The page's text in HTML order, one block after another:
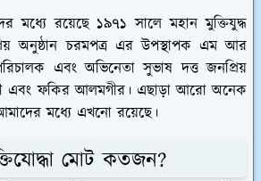
মধ্যে রয়েছে ১৯৭১ সালে মহান মুক্তিযুদ্ধ
অনুষ্ঠান চরমপত্র এর উপস্থাপক এম আর
এবং অভিনেতা সুভাষ দত্ত জনপ্রিয়
এবং ফকির আলমগীর। এছাড়া আরো অনেক
মধ্যে এখনো রয়েছে।
মোট কতজন?